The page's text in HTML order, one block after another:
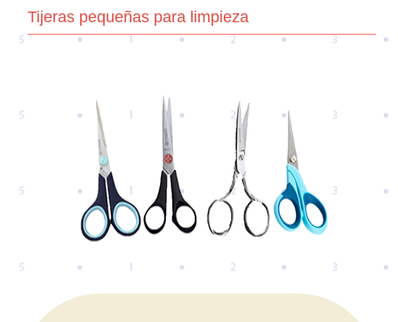
Tijeras pequeñas para limpieza